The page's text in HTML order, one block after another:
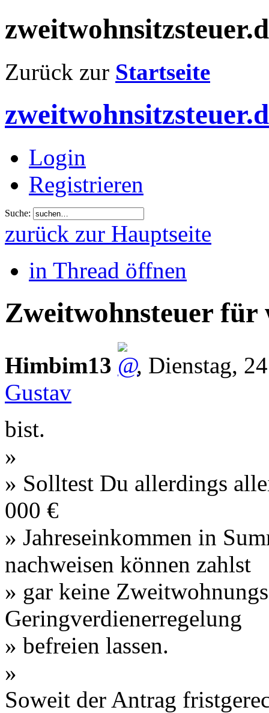
Zurück zur Startseite
Login
Registrieren
Suche:
zurück zur Hauptseite
in Thread öffnen
Zweitwohnsteuer für
Himbim13 , Dienstag,
Gustav
bist.
»
» Solltest Du allerdings
000 €
» Jahreseinkommen in
nachweisen können zahlst
» gar keine
Geringverdienerregelung
» befreien lassen.
»
Soweit der Antrag